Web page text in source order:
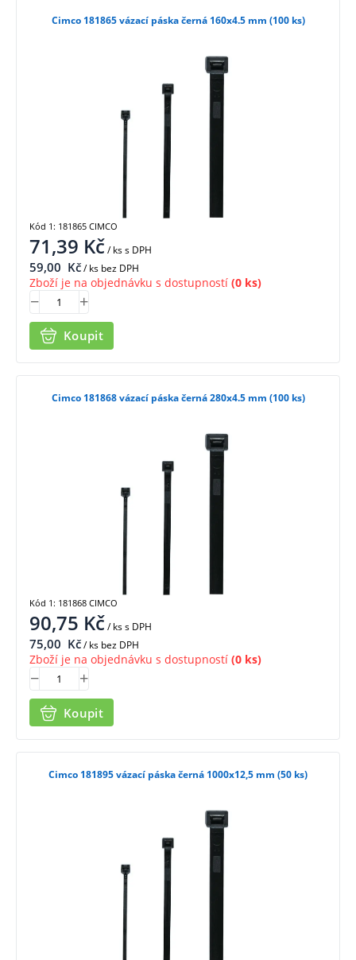
Cimco 181865 vázací páska černá 160x4.5 mm (100 ks)
71,39 Kč/ kss DPH
59,00 Kč/ ks bez DPH
Zboží je na objednávku s dostupností (0 ks)
Koupit
Kód 1: 181865 CIMCO
Cimco 181868 vázací páska černá 280x4.5 mm (100 ks)
90,75 Kč/ kss DPH
75,00 Kč/ ks bez DPH
Zboží je na objednávku s dostupností (0 ks)
Koupit
Kód 1: 181868 CIMCO
Cimco 181895 vázací páska černá 1000x12,5 mm (50 ks)